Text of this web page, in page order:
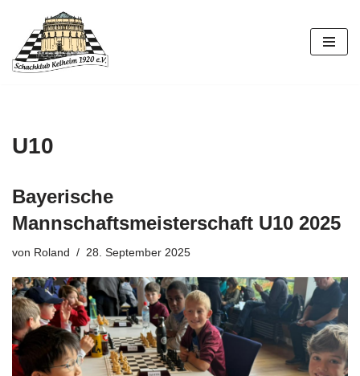
Zum
Inhalt
U10
Bayerische
Mannschaftsmeisterschaft U10 2025
von Roland 28. September 2025